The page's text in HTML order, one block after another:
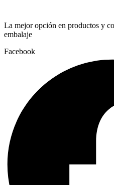
La mejor opción en productos y
embalaje
Facebook